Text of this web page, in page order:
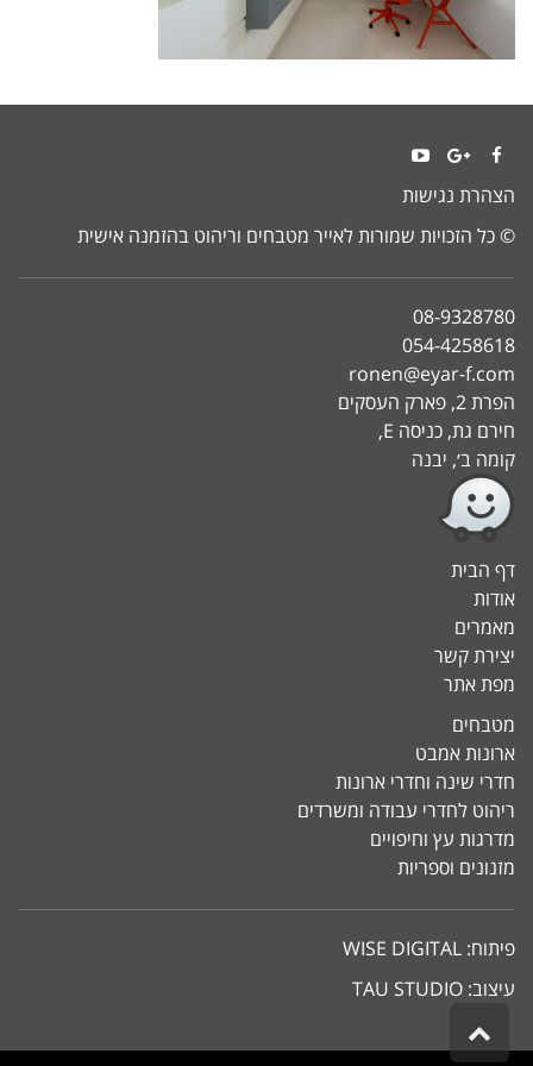
Facebook
Google+
YouTubeהצהרת נגישות
© כל הזכויות שמורות לאייר מטבחים וריהוט בהזמנה אישית
08-9328780
054-4258618
ronen@eyar-f.com
הפרת 2, פארק העסקים
חירם גת, כניסה E,
קומה ב׳, יבנה
דף הבית
אודות
מאמרים
יצירת קשר
מפת אתר
מטבחים
ארונות אמבט
חדרי שינה וחדרי ארונות
ריהוט לחדרי עבודה ומשרדים
מדרגות עץ וחיפויים
מזנונים וספריות
פיתוח: WISE DIGITAL
עיצוב: TAU STUDIO
לראש